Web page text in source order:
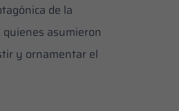
de la
asumieron
y ornamentar el